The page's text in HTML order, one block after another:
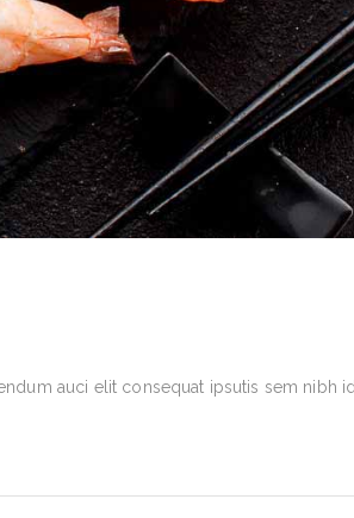
auci elit consequat ipsutis sem nibh